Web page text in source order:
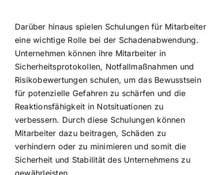
Darüber hinaus spielen Schulungen für Mitarbeiter
eine wichtige Rolle bei der Schadenabwendung.
Unternehmen können ihre Mitarbeiter in
Sicherheitsprotokollen, Notfallmaßnahmen und
Risikobewertungen schulen, um das Bewusstsein
für potenzielle Gefahren zu schärfen und die
Reaktionsfähigkeit in Notsituationen zu
verbessern. Durch diese Schulungen können
Mitarbeiter dazu beitragen, Schäden zu
verhindern oder zu minimieren und somit die
Sicherheit und Stabilität des Unternehmens zu